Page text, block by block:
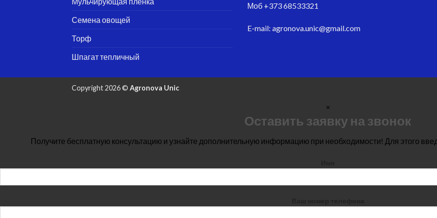
Семена овощей
Торф
Шпагат тепличный
Моб +373 68533321
E-mail: agronova.unic@gmail.com
Copyright 2026 © Agronova Unic
×
Оставить заявку на звонок
Получите бесплатную консультацию и узнайте дополнительную информацию при необходимости! Для этого